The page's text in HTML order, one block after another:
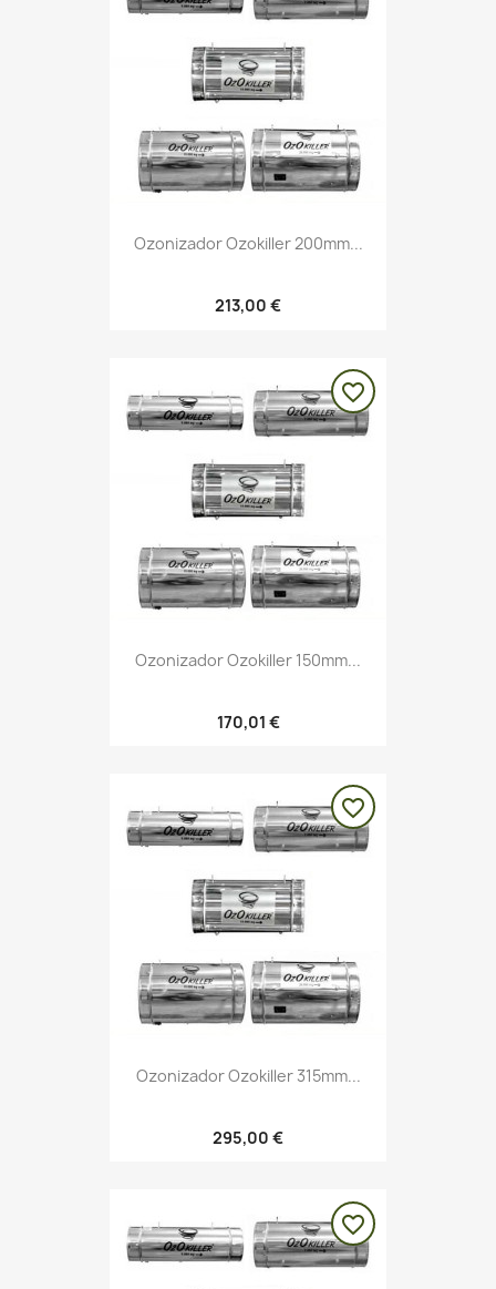
Ozonizador Ozokiller 200mm...
213,00 €
Ozonizador Ozokiller 150mm...
170,01 €
favorite_border
Ozonizador Ozokiller 315mm...
295,00 €
favorite_border
favorite_border